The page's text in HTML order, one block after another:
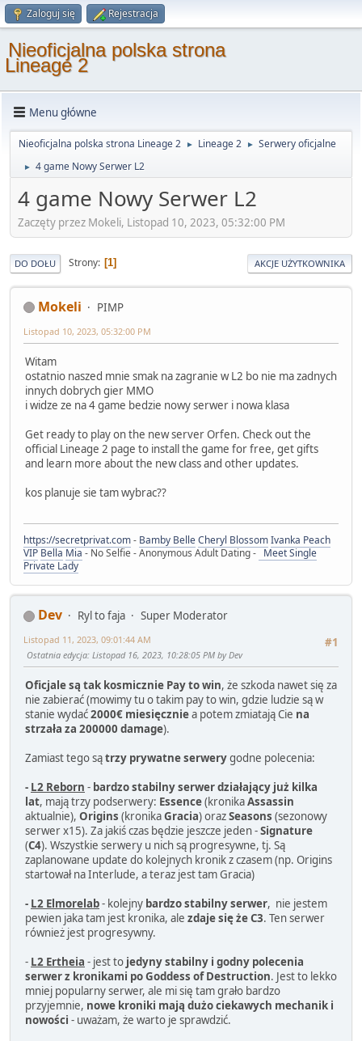
Zaloguj się Rejestracja
Nieoficjalna polska strona
Lineage 2
Menu główne
Nieoficjalna polska strona Lineage 2 ► Lineage 2 ► Serwery oficjalne
► 4 game Nowy Serwer L2
4 game Nowy Serwer L2
Zaczęty przez Mokeli, Listopad 10, 2023, 05:32:00 PM
DO DOŁU Strony 1 AKCJE UŻYTKOWNIKA
Mokeli PIMP
Listopad 10, 2023, 05:32:00 PM
Witam
ostatnio naszed mnie smak na zagranie w L2 bo nie ma zadnych
innych dobrych gier MMO
i widze ze na 4 game bedzie nowy serwer i nowa klasa
Get ready to play on the new server Orfen. Check out the
official Lineage 2 page to install the game for free, get gifts
and learn more about the new class and other updates.
kos planuje sie tam wybrac??
https://secretprivat.com- Bamby BelleCheryl BlossomIvanka Peach
VIP Bella Mia - No Selfie - Anonymous Adult Dating - Meet Single
Private Lady
Dev Ryl to faja
Super Moderator
#1
Listopad 11, 2023, 09:01:44 AM
Ostatnia edycja: Listopad 16, 2023, 10:28:05 PM by Dev
Oficjale są tak kosmicznie Pay to win, że szkoda nawet się za
nie zabierać (mowimy tu o takim pay to win, gdzie ludzie są w
stanie wydać2000€ miesięczniea potem zmiatają Cie na
strzała za 200000 damage).
Zamiast tego sątrzy prywatne serwerygodne polecenia:
- L2 Reborn - bardzo stabilny serwer działający już kilka
lat, mają trzy podserwery: Essence(kronikaAssassin
aktualnie), Origins (kronikaGracia) orazSeasons (sezonowy
serwer x15). Za jakiś czas będzie jeszcze jeden -Signature
(C4). Wszystkie serwery u nich są progresywne, tj. Są
zaplanowane update do kolejnych kronik z czasem (np. Origins
startował na Interlude, a teraz jest tam Gracia)
- L2 Elmorelab- kolejny bardzo stabilny serwer, nie jestem
pewien jaka tam jest kronika, ale zdaje się że C3. Ten serwer
również jest progresywny.
- L2 Ertheia - jest to jedyny stabilny i godny polecenia
serwer z kronikami po Goddess of Destruction. Jest to lekko
mniej popularny serwer, ale mi się tam grało bardzo
przyjemnie, nowe kroniki mają dużo ciekawych mechanik i
nowości - uważam, że warto je sprawdzić.